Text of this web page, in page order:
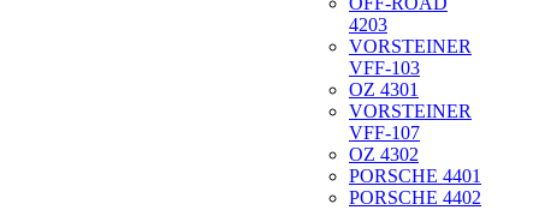
4203
VORSTEINER
VFF-103
OZ 4301
VORSTEINER
VFF-107
OZ 4302
PORSCHE 4401
PORSCHE 4402